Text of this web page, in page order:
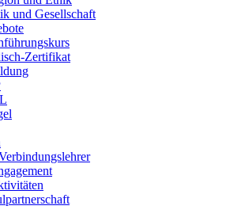
und Gesellschaft
Zertifikat